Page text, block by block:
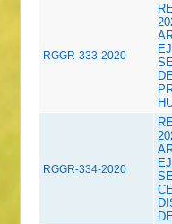
RGGR-333-2020
RGGR-334-2020